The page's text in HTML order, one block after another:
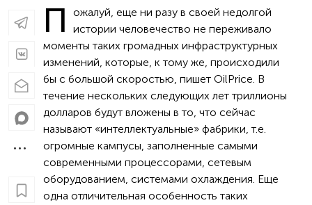
П
ожалуй, еще ни разу в своей недолгой
истории человечество не переживало
моменты таких громадных инфраструктурных
изменений, которые, к тому же, происходили
бы с большой скоростью, пишет OilPrice. В
течение нескольких следующих лет триллионы
долларов будут вложены в то, что сейчас
называют «интеллектуальные» фабрики, т.е.
огромные кампусы, заполненные самыми
современными процессорами, сетевым
оборудованием, системами охлаждения. Еще
одна отличительная особенность таких